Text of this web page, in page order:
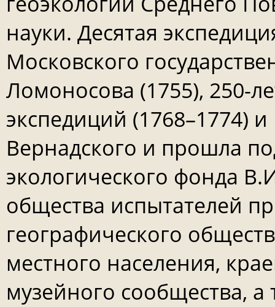
науки. Десятая
Московского
Ломоносова (1755), 250-
экспедиций (1768–1774)
Вернадского и прошла
экологического фонда
общества испытателей
географического
местного населения,
музейного сообщества,